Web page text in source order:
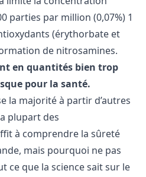
parties par million (0,07%) 1
(érythorbate et
de nitrosamines.
en quantités bien trop
pour la santé.
la majorité à partir d’autres
plupart des
à comprendre la sûreté
mais pourquoi ne pas
ce que la science sait sur le